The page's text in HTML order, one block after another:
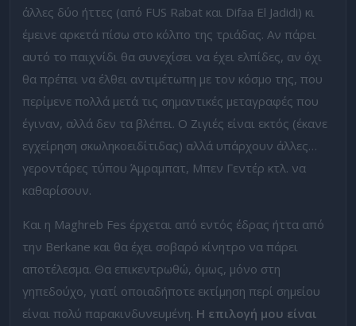
άλλες δύο ήττες (από FUS Rabat και Difaa El Jadidi) κι
έμεινε αρκετά πίσω στο κόλπο της τριάδας. Αν πάρει
αυτό το παιχνίδι θα συνεχίσει να έχει ελπίδες, αν όχι
θα πρέπει να έλθει αντιμέτωπη με τον κόσμο της, που
περίμενε πολλά μετά τις σημαντικές μεταγραφές που
έγιναν, αλλά δεν τα βλέπει. Ο Ζιγιές είναι εκτός (έκανε
εγχείρηση σκωληκοειδίτιδας) αλλά υπάρχουν άλλες…
γεροντάρες τύπου Άμραμπατ, Μπεν Γεντέρ κτλ. να
καθαρίσουν.
Και η Maghreb Fes έρχεται από εντός έδρας ήττα από
την Berkane και θα έχει σοβαρό κίνητρο να πάρει
αποτέλεσμα. Θα επικεντρωθώ, όμως, μόνο στη
γηπεδούχο, γιατί οποιαδήποτε εκτίμηση περί σημείου
είναι πολύ παρακινδυνευμένη. Η επιλογή μου είναι